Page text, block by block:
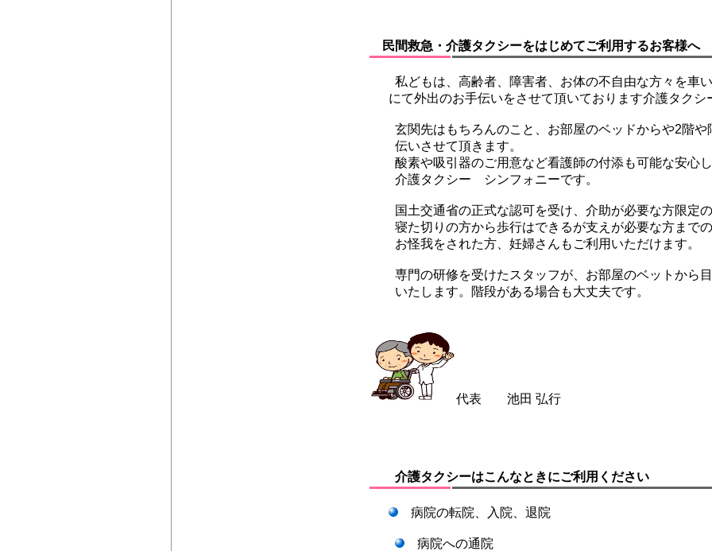
民間救急・介護タクシーをはじめてご利用するお客様へ
私どもは、高齢者、障害者、お体の不自由な方々を車
にて外出のお手伝いをさせて頂いております介護タクシ
玄関先はもちろんのこと、お部屋のベッドからや2階や
伝いさせて頂きます。
酸素や吸引器のご用意など看護師の付添も可能な安心
介護タクシー シンフォニーです。
国土交通省の正式な認可を受け、介助が必要な方限定
寝た切りの方から歩行はできるが支えが必要な方まで
お怪我をされた方、妊婦さんもご利用いただけます。
専門の研修を受けたスタッフが、お部屋のベットから
いたします。階段がある場合も大丈夫です。
代表 池田 弘行
介護タクシーはこんなときにご利用ください
病院の転院、入院、退院
病院への通院